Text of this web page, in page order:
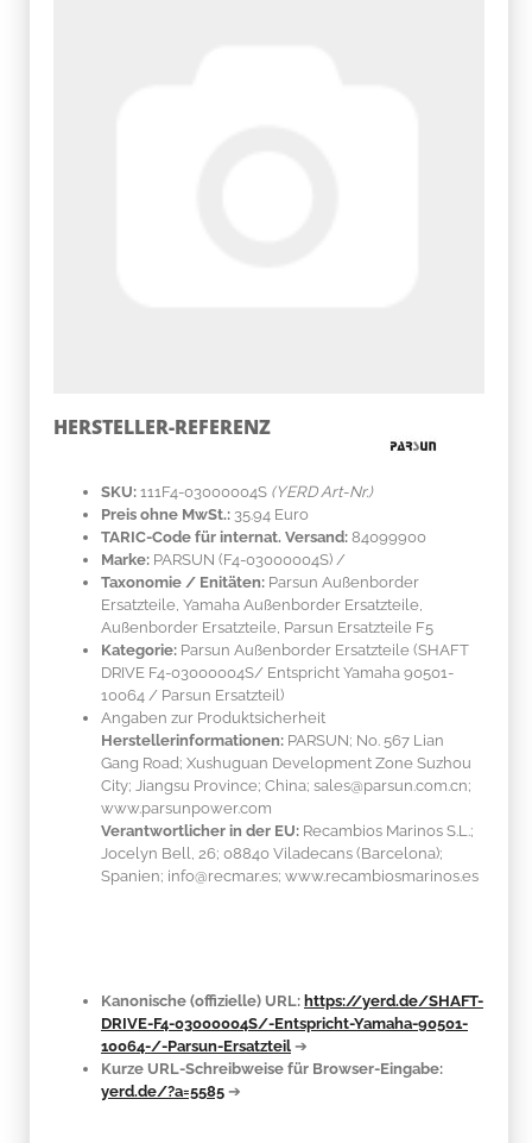
HERSTELLER-REFERENZ
SKU: 111F4-03000004S (YERD Art-Nr.)
Preis ohne MwSt.: 35.94 Euro
TARIC-Code für internat. Versand: 84099900
Marke: PARSUN (F4-03000004S) /
Taxonomie / Enitäten: Parsun Außenborder
Ersatzteile, Yamaha Außenborder Ersatzteile,
Außenborder Ersatzteile, Parsun Ersatzteile F5
Kategorie: Parsun Außenborder Ersatzteile (SHAFT
DRIVE F4-03000004S/ Entspricht Yamaha 90501-
10064 / Parsun Ersatzteil)
Angaben zur Produktsicherheit
Herstellerinformationen: PARSUN; No. 567 Lian
Gang Road; Xushuguan Development Zone Suzhou
City; Jiangsu Province; China; sales@parsun.com.cn;
www.parsunpower.com
Verantwortlicher in der EU: Recambios Marinos S.L.;
Jocelyn Bell, 26; 08840 Viladecans (Barcelona);
Spanien; info@recmar.es; www.recambiosmarinos.es
Kanonische (offizielle) URL: https://yerd.de/SHAFT-
DRIVE-F4-03000004S/-Entspricht-Yamaha-90501-
10064-/-Parsun-Ersatzteil ➔
Kurze URL-Schreibweise für Browser-Eingabe:
yerd.de/?a=5585 ➔